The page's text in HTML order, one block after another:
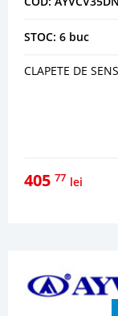
STOC: 6 buc
CLAPETE DE
405 77 lei